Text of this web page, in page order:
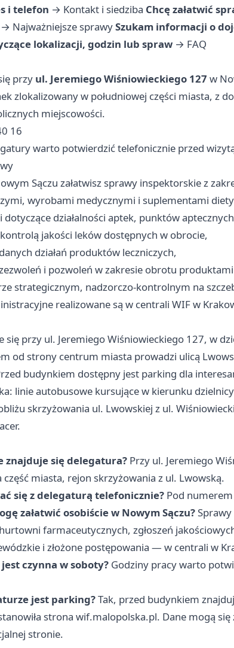
i telefon → Kontakt i siedziba Chcę załatwić
→ Najważniejsze sprawySzukam informacji o
lokalizacji, godzin lub spraw → FAQ
przy ul. Jeremiego Wiśniowieckiego 127 w
zlokalizowany w południowej części miasta, z
miejscowości.
16
warto potwierdzić telefonicznie przed
Sączu załatwisz sprawy inspektorskie z
wyrobami medycznymi i suplementami
dotyczące działalności aptek, punktów
jakości leków dostępnych w obrocie,
działań produktów leczniczych,
i pozwoleń w zakresie obrotu
strategicznym, nadzorczo-kontrolnym na
realizowane są w centrali WIF w
się przy ul. Jeremiego Wiśniowieckiego 127, w
od strony centrum miasta prowadzi ulicą
budynkiem dostępny jest parking dla
linie autobusowe kursujące w kierunku
skrzyżowania ul. Lwowskiej z ul.
znajduje się delegatura? Przy ul. Jeremiego
miasta, rejon skrzyżowania z ul. Lwowską.
się z delegaturą telefonicznie? Pod
załatwić osobiście w Nowym Sączu?
farmaceutycznych, zgłoszeń
i złożone postępowania — w centrali w
czynna w soboty? Godziny pracy warto
jest parking?Tak, przed budynkiem
strona wif.malopolska.pl. Dane mogą
stronie.